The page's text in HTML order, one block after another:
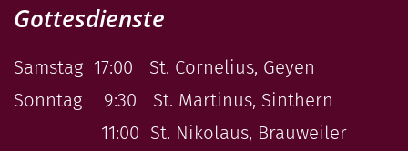
Gottesdienste
Samstag 17:00 St. Cornelius, Geyen
Sonntag 9:30 St. Martinus, Sinthern
11:00 St. Nikolaus, Brauweiler